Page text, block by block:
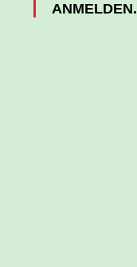
ANMELDEN.